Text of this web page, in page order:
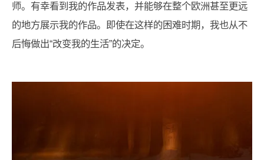
师。有幸看到我的作品发表，并能够在整个欧洲甚至更远
的地方展示我的作品。即使在这样的困难时期，我也从不
后悔做出“改变我的生活”的决定。